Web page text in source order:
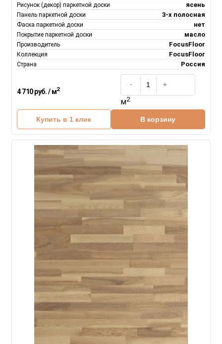
Рисунок (декор) паркетной доски ясень
Панель паркетной доски 3-х полосная
Фаска паркетной доски нет
Покрытие паркетной доски масло
Производитель FocusFloor
Коллекция FocusFloor
Страна Россия
4 710 руб. / м2
м2
Купить в 1 клик В корзину